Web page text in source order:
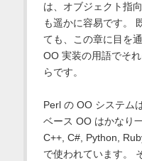
は、オブジェクト指
も遥かに容易です。
ても、この章に目を
OO 実装の用語でそ
らです。
Perl の OO システム
ベース OO はかなり
C++, C#, Python,
で使われています。